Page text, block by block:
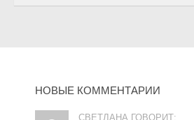
НОВЫЕ КОММЕНТАРИИ
СВЕТЛАНА ГОВОРИТ: